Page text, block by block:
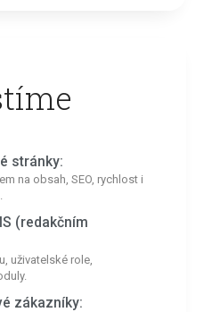
stránky:
na obsah, SEO, rychlost i
(redakčním
uživatelské role,
zákazníky: